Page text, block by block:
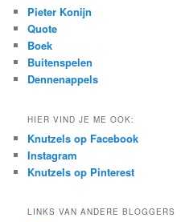
h
Pieter Konijn
Quote
Boek
Buitenspelen
Dennenappels
HIER VIND JE ME OOK:
Knutzels op Facebook
Instagram
Knutzels op Pinterest
LINKS VAN ANDERE BLOGGERS